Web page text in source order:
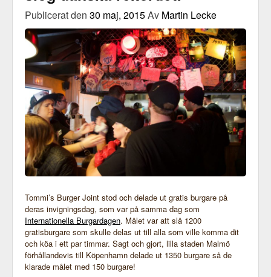
Publicerat den 30 maj, 2015Av Martin Lecke
Tommi’s Burger Joint stod och delade ut gratis burgare på
deras invigningsdag, som var på samma dag som
Internationella Burgardagen. Målet var att slå 1200
gratisburgare som skulle delas ut till alla som ville komma dit
och köa i ett par timmar. Sagt och gjort, lilla staden Malmö
förhållandevis till Köpenhamn delade ut 1350 burgare så de
klarade målet med 150 burgare!